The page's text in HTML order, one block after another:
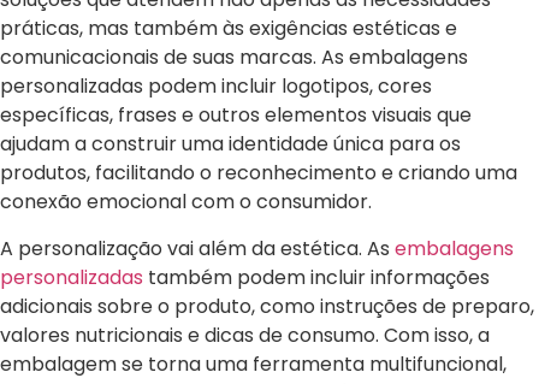
práticas, mas também às exigências estéticas e
comunicacionais de suas marcas. As embalagens
personalizadas podem incluir logotipos, cores
específicas, frases e outros elementos visuais que
ajudam a construir uma identidade única para os
produtos, facilitando o reconhecimento e criando uma
conexão emocional com o consumidor.
A personalização vai além da estética. As embalagens
personalizadas também podem incluir informações
adicionais sobre o produto, como instruções de preparo,
valores nutricionais e dicas de consumo. Com isso, a
embalagem se torna uma ferramenta multifuncional,